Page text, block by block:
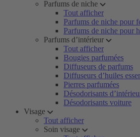
Parfums de niche
Tout afficher
Parfums de niche pour
Parfums de niche pour
Parfums d’intérieur
Tout afficher
Bougies parfumées
Diffuseurs de parfums
Diffuseurs d’huiles
Pierres parfumées
Désodorisants
Désodorisants voiture
Visage
Tout afficher
Soin visage